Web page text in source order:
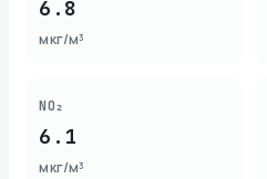
6.8
мкг/м³
NO₂
6.1
мкг/м³